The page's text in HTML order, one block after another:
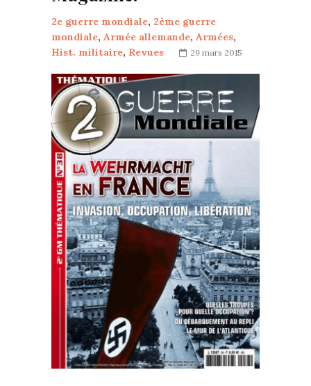
2e guerre mondiale, 2ème guerre
mondiale, Armée allemande, Armées,
Hist. militaire, Revues 29 mars 2015